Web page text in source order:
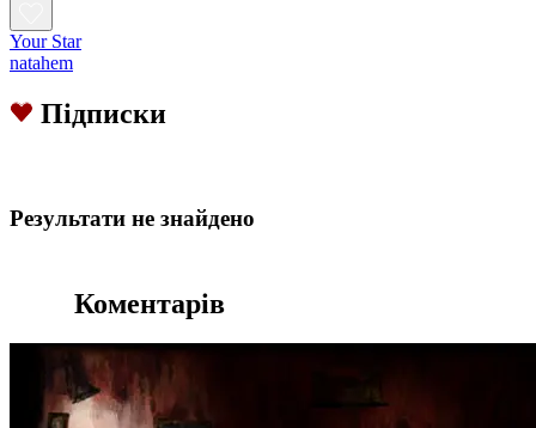
Your Star
natahem
Підписки
Результати не знайдено
Коментарів